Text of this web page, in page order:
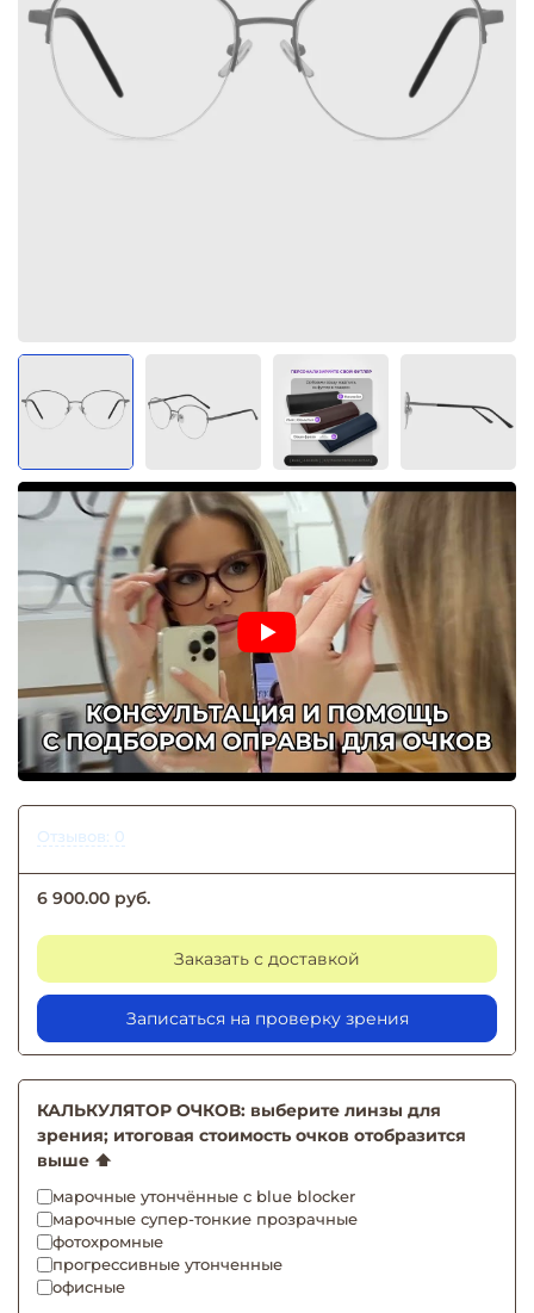
Отзывов: 0
6 900.00 руб.
Заказать с доставкой
Записаться на проверку зрения
КАЛЬКУЛЯТОР ОЧКОВ: выберите линзы для
зрения; итоговая стоимость очков отобразится
выше ⬆️
марочные утончённые с blue blocker
марочные супер-тонкие прозрачные
фотохромные
прогрессивные утонченные
офисные